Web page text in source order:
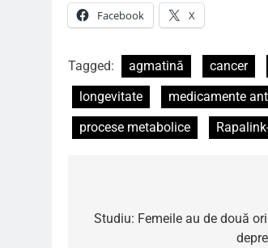
Facebook X
Tagged: agmatină cancer
longevitate
medicamente
procese metabolice
în
Studiu: Femeile au de două